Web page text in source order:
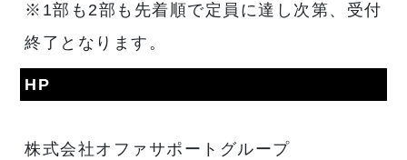
※1部も2部も先着順で定員に達し次第、受付
終了となります。
HP
株式会社オファサポートグループ